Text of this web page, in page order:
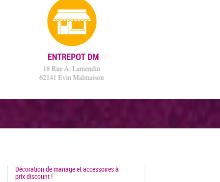
Décoration de mariage et accessoires à
prix discount !